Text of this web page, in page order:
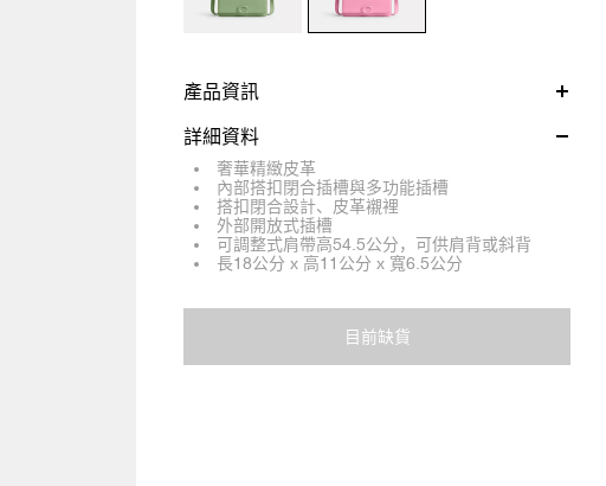
產品資訊
詳細資料
奢華精緻皮革
內部搭扣閉合插槽與多功能插槽
搭扣閉合設計、皮革襯裡
外部開放式插槽
可調整式肩帶高54.5公分，可供肩背或斜背
長18公分 x 高11公分 x 寬6.5公分
目前缺貨